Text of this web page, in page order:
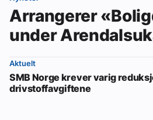
Arrangerer
under
Aktuelt
SMB Norge krever varig
drivstoffavgiftene